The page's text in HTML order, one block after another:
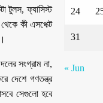
টুলস, ফ্যাসিস্ট
কী এসপেক্ট
সংগ্রাম না,
দেশে গণতন্ত্র
সেগুলো হবে
24
31
« Jun